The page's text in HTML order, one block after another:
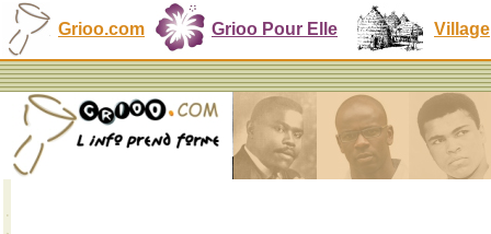
Grioo.com Grioo Pour Elle Village